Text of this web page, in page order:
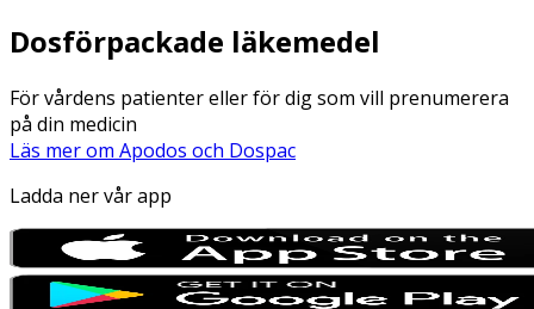
Dosförpackade läkemedel
För vårdens patienter eller för dig som vill prenumerera
på din medicin
Läs mer om Apodos och Dospac
Ladda ner vår app